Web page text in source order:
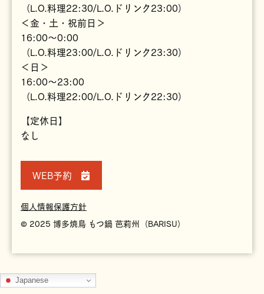
（L.O.料理22:30/L.O.ドリンク23:00）
＜金・土・祝前日＞
16:00～0:00
（L.O.料理23:00/L.O.ドリンク23:30）
＜日＞
16:00～23:00
（L.O.料理22:00/L.O.ドリンク22:30）
【定休日】
なし
WEB予約
個人情報保護方針
© 2025 博多焼鳥 もつ鍋 芭莉州（BARISU）
Japanese